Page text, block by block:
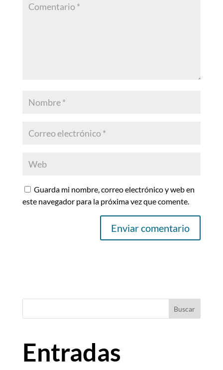
Guarda mi nombre, correo electrónico y web en
este navegador para la próxima vez que comente.
Buscar
Entradas